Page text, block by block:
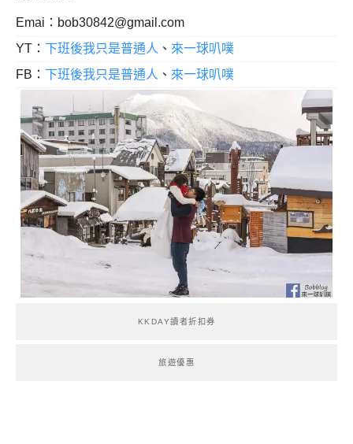
Emai： bob30842@gmail.com
YT： 下班後我只是普通人 、 來一球叭噗
FB： 下班後我只是普通人 、 來一球叭噗
KKDAY讀者折扣券
旅遊優惠